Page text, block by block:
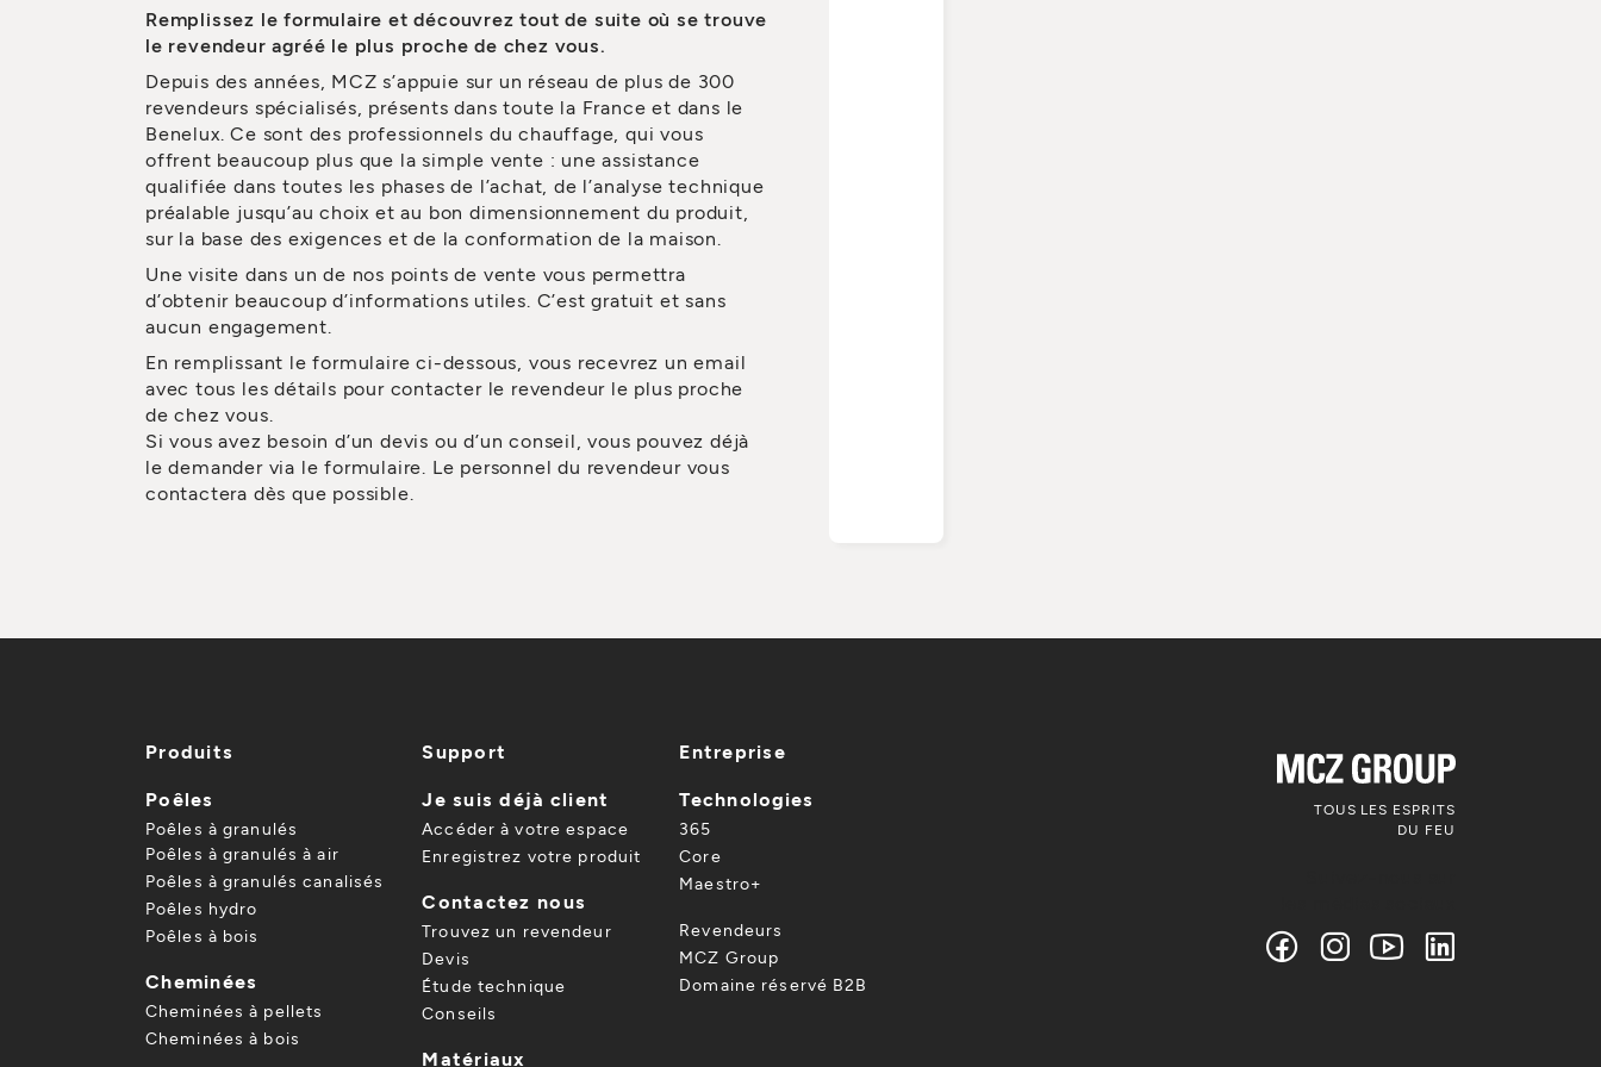
Remplissez le formulaire et découvrez tout de suite où se trouve
le revendeur agréé le plus proche de chez vous.
Depuis des années, MCZ s’appuie sur un réseau de plus de 300
revendeurs spécialisés, présents dans toute la France et dans le
Benelux. Ce sont des professionnels du chauffage, qui vous
offrent beaucoup plus que la simple vente : une assistance
qualifiée dans toutes les phases de l’achat, de l’analyse technique
préalable jusqu’au choix et au bon dimensionnement du produit,
sur la base des exigences et de la conformation de la maison.
Une visite dans un de nos points de vente vous permettra
d’obtenir beaucoup d’informations utiles. C’est gratuit et sans
aucun engagement.
En remplissant le formulaire ci-dessous, vous recevrez un email
avec tous les détails pour contacter le revendeur le plus proche
de chez vous.
Si vous avez besoin d’un devis ou d’un conseil, vous pouvez déjà
le demander via le formulaire. Le personnel du revendeur vous
contactera dès que possible.
Produits
Poêles
Poêles à granulés
Poêles à granulés à air
Poêles à granulés canalisés
Poêles hydro
Poêles à bois
Cheminées
Cheminées à pellets
Cheminées à bois
Support
Je suis déjà client
Accéder à votre espace
Enregistrez votre produit
Contactez nous
Trouvez un revendeur
Devis
Étude technique
Conseils
Matériaux
Entreprise
Technologies
365
Core
Maestro+
Revendeurs
MCZ Group
Domaine réservé B2B
TOUS LES ESPRITS
DU FEU